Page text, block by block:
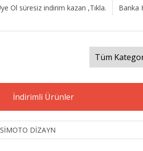
Ol süresiz indirim kazan ,Tıkla. Banka
İndirimli Ürünler
DİZAYN